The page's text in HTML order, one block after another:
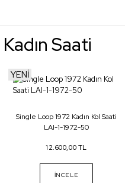
Kadın Saati
YENİ
Single Loop 1972 Kadın Kol Saati
LAI-1-1972-50
12.600,00 TL
İNCELE